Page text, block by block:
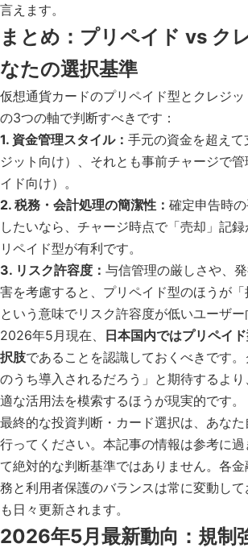
言えます。
まとめ：プリペイド vs ク
なたの選択基準
仮想通貨カードのプリペイド型とクレジ
の3つの軸で判断すべきです：
1. 資金管理スタイル： 手元の資金を超え
ジット向け）、それとも事前チャージで
イド向け）。
2. 税務・会計処理の簡潔性： 確定申告時
したいなら、チャージ時点で「売却」記
リペイド型が有利です。
3. リスク許容度： 与信管理の厳しさや、
害を考慮すると、プリペイド型のほうが「
という意味でリスク許容度が低いユーザー
2026年5月現在、
日本国内ではプリペイ
択肢であることを認識しておくべきです
のうち導入されるだろう」と期待するよ
適な活用法を模索するほうが現実的です。
最終的な投資判断・カード選択は、あな
行ってください。本記事の情報は参考に
て絶対的な判断基準ではありません。各
務と利用者保護のバランスは常に変動し
も日々更新されます。
2026年5月最新動向：規制